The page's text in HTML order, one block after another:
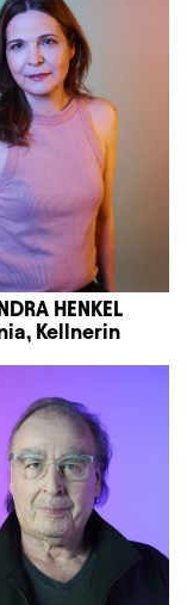
HENKEL
Kellnerin